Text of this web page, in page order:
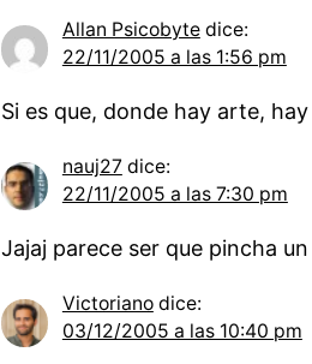
Allan Psicobyte dice:
22/11/2005 a las 1:56 pm
Si es que, donde hay arte,
nauj27 dice:
22/11/2005 a las 7:30 pm
Jajaj parece ser que pincha
Victoriano dice:
03/12/2005 a las 10:40 pm